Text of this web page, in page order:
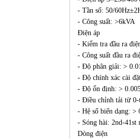
- Tần số: 50/
- Công suất: >6kVA
Điện áp
- Kiểm tra đầu ra
- Công suất đầu ra
- Độ phân giải: >
- Độ chính xác cài
- Độ ổn định: >
- Điều chỉnh tải từ
- Hệ số biến dạng:
- Sóng hài: 2nd-41st
Dòng điện